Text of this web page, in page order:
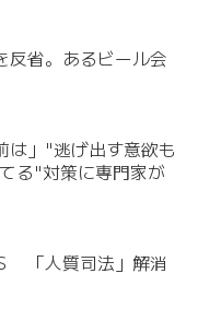
反省。あるビール会
は」"逃げ出す意欲も
る"対策に専門家が
「人質司法」解消